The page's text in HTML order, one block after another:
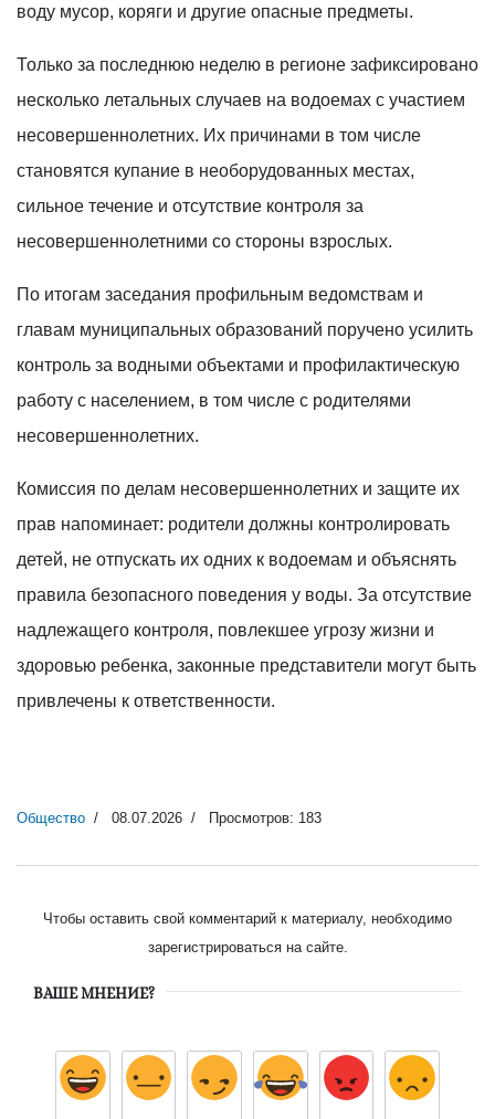
воду мусор, коряги и другие опасные предметы.
Только за последнюю неделю в регионе зафиксировано
несколько летальных случаев на водоемах с участием
несовершеннолетних. Их причинами в том числе
становятся купание в необорудованных местах,
сильное течение и отсутствие контроля за
несовершеннолетними со стороны взрослых.
По итогам заседания профильным ведомствам и
главам муниципальных образований поручено усилить
контроль за водными объектами и профилактическую
работу с населением, в том числе с родителями
несовершеннолетних.
Комиссия по делам несовершеннолетних и защите их
прав напоминает: родители должны контролировать
детей, не отпускать их одних к водоемам и объяснять
правила безопасного поведения у воды. За отсутствие
надлежащего контроля, повлекшее угрозу жизни и
здоровью ребенка, законные представители могут быть
привлечены к ответственности.
Общество 08.07.2026 Просмотров: 183
Чтобы оставить свой комментарий к материалу, необходимо
зарегистрироваться на сайте.
ВАШЕ МНЕНИЕ?